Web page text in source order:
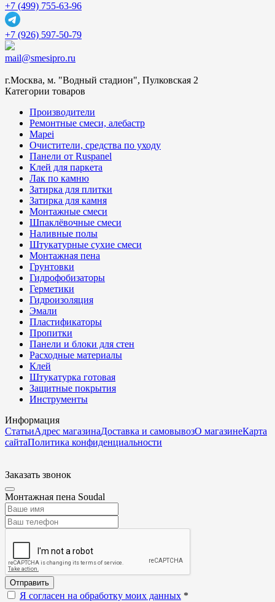
+7 (499) 755-63-96
+7 (926) 597-50-79
mail@smesipro.ru
г.Москва, м. "Водный стадион", Пулковская 2
Категории товаров
Производители
Ремонтные смеси, алебастр
Mapei
Очистители, средства по уходу
Панели от Ruspanel
Клей для паркета
Лак по камню
Затирка для плитки
Затирка для камня
Монтажные смеси
Шпаклёвочные смеси
Наливные полы
Штукатурные сухие смеси
Монтажная пена
Грунтовки
Гидрофобизаторы
Герметики
Гидроизоляция
Эмали
Пластификаторы
Пропитки
Панели и блоки для стен
Расходные материалы
Клей
Штукатурка готовая
Защитные покрытия
Инструменты
Информация
СтатьиАдрес магазинаДоставка и самовывозО магазинеКарта
сайтаПолитика конфиденциальности
Заказать звонок
Монтажная пена Soudal
Отправить
Я согласен на обработку моих данных *